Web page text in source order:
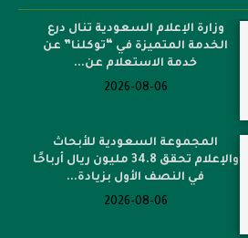
وزارة الإعلام السعودية تنال درع
الخدمة المتميزة في “توكلنا” عن
خدمة الاستعلام عن...
2026-08-06
المجموعة السعودية للأبحاث
والإعلام تحقق 34.8 مليون ريال أرباحًا
في النصف الأول بزيادة...
2026-08-06